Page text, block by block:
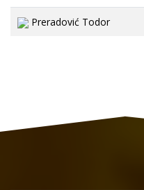
Preradović Todor